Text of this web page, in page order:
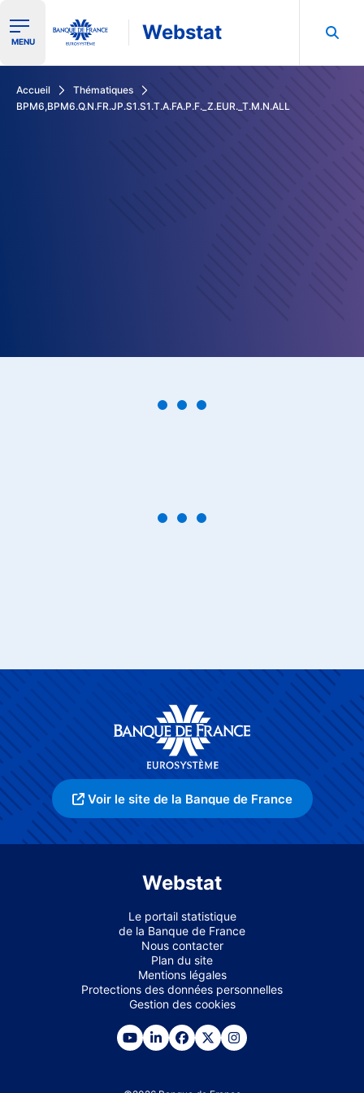
Ouvrir le menu de navigation
MENU Webstat
Accueil
Thématiques
BPM6,BPM6.Q.N.FR.JP.S1.S1.T.A.FA.P.F._Z.EUR._T.M.N.ALL
Voir le site de la Banque de France
Webstat
Le portail statistique
de la Banque de France
Nous contacter
Plan du site
Mentions légales
Protections des données personnelles
Gestion des cookies